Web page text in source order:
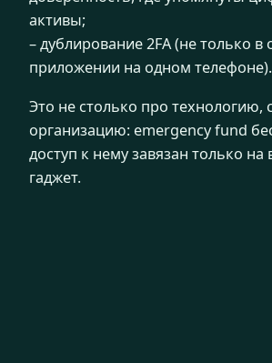
активы;
– дублирование 2FA (не только в
приложении на одном телефоне).
Это не столько про технологию,
организацию: emergency fund
доступ к нему завязан только на
гаджет.